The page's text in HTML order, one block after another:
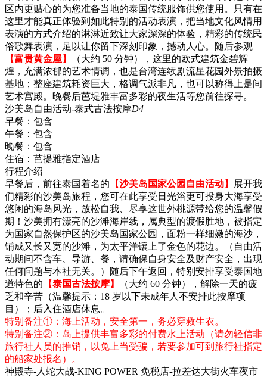
区内更贴心的为您准备当地的泰国传统服饰供您使用。只有在
这里才能真正体验到如此特别的活动表演，把当地文化风情用
表演的方式介绍的淋淋近致让大家深深的体验，精彩的传统民
俗歌舞表演，足以让你留下深刻印象，撼动人心。随后参观
【富贵黄金屋】
（大约 50 分钟），这里的欧式建筑金碧辉
煌，充满浓郁的艺术情调，也是台湾连续剧流星花园外景拍摄
基地；整座建筑耗资巨大，格调气派非凡，也可以称得上是间
艺术宫殿。晚餐后芭堤雅丰富多彩的夜生活等您前往探寻。
沙美岛自由活动-泰式古法按摩D4
早餐： 包含
午餐： 包含
晚餐： 包含
住宿： 芭提雅指定酒店
行程介绍
早餐后，前往泰国着名的 【沙美岛国家公园自由活动】
展开我
们精彩的沙美岛旅程，您可在此享受日光浴更可投身大海享受
悠闲的海岛风光，放松自我、尽享这世外桃源带给您的温馨假
期！沙美拥有漂亮的沙滩海岸线，属典型的渡假胜地，被指定
为国家自然保护区的沙美岛国家公园，面粉一样细嫩的海沙，
铺成又长又宽的沙滩，为太平洋镶上了金色的花边。（自由活
动期间不含车、导游、餐，请确保自身安全及财产安全，出现
任何问题与本社无关。）随后下午返回，特别安排享受泰国地
道特色的 【泰国古法按摩】
（大约 60 分钟），解除一天的疲
乏和辛苦（温馨提示：18 岁以下未成年人不安排此按摩项
目）；后入住酒店休息。
特别备注①：海上活动，安全第一，务必穿救生衣。
特别备注②：岛上提供丰富多彩的付费水上活动（请勿轻信非
旅行社人员的推销，以免上当受骗，若要参加可到旅行社指定
的船家处报名）。
神殿寺-人蛇大战-KING POWER 免税店-拉差达大街火车夜市